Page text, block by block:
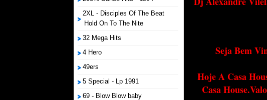
2XL - Disciples Of The Beat
Hold On To The Nite
32 Mega Hits
4 Hero
49ers
5 Special - Lp 1991
69 - Blow Blow baby
Seja Bem
Hoje A Casa
Casa